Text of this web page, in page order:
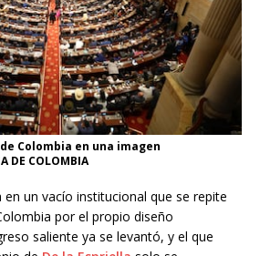
Colombia en una imagen
DE COLOMBIA
en un vacío institucional que se repite
por el propio diseño
saliente ya se levantó, y el que